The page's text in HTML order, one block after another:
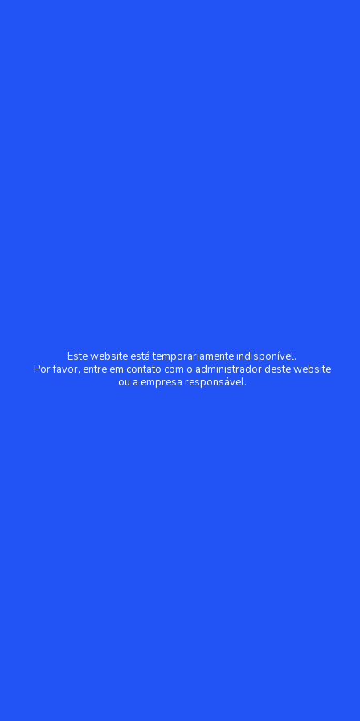
Este website está temporariamente indisponível.
Por favor, entre em contato com o administrador deste website
ou a empresa responsável.